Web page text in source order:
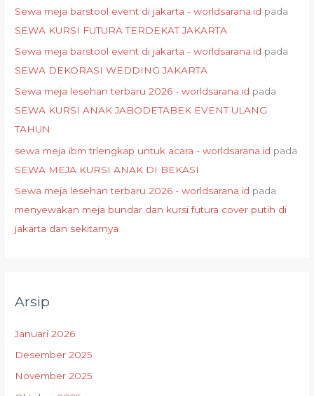
Sewa meja barstool event di jakarta - worldsarana.id pada
SEWA KURSI FUTURA TERDEKAT JAKARTA
Sewa meja barstool event di jakarta - worldsarana.id pada
SEWA DEKORASI WEDDING JAKARTA
Sewa meja lesehan terbaru 2026 - worldsarana.id pada
SEWA KURSI ANAK JABODETABEK EVENT ULANG
TAHUN
sewa meja ibm trlengkap untuk acara - worldsarana.id pada
SEWA MEJA KURSI ANAK DI BEKASI
Sewa meja lesehan terbaru 2026 - worldsarana.id pada
menyewakan meja bundar dan kursi futura cover putih di
jakarta dan sekitarnya
Arsip
Januari 2026
Desember 2025
November 2025